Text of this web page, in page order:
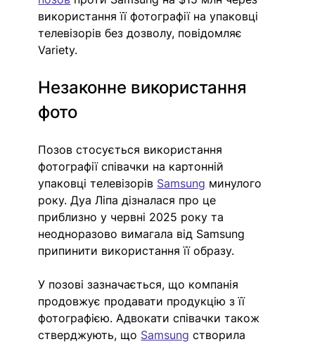
використання її фотографії на упаковці
телевізорів без дозволу, повідомляє
Variety.
Незаконне використання
фото
Позов стосується використання
фотографії співачки на картонній
упаковці телевізорів Samsung минулого
року. Дуа Ліпа дізналася про це
приблизно у червні 2025 року та
неодноразово вимагала від Samsung
припинити використання її образу.
У позові зазначається, що компанія
продовжує продавати продукцію з її
фотографією. Адвокати співачки також
стверджують, що Samsung створила